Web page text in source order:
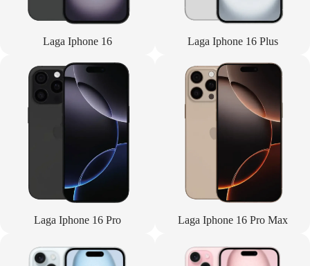
Laga Iphone 16 Laga Iphone 16 Plus
Laga Iphone 16 Pro Laga Iphone 16 Pro Max